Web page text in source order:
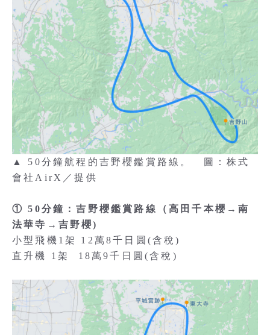
▲
50分鐘航程的吉野櫻鑑賞路線。 圖：株式
會社AirX／提供
① 50分鐘：吉野櫻鑑賞路線（高田千本櫻→南
法華寺→吉野櫻)
小型飛機1架 12萬8千日圓(含稅)
直升機 1架 18萬9千日圓(含稅)